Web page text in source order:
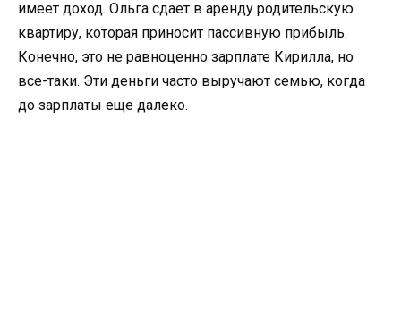
имеет доход. Ольга сдает в аренду родительскую
квартиру, которая приносит пассивную прибыль.
Конечно, это не равноценно зарплате Кирилла, но
все-таки. Эти деньги часто выручают семью, когда
до зарплаты еще далеко.